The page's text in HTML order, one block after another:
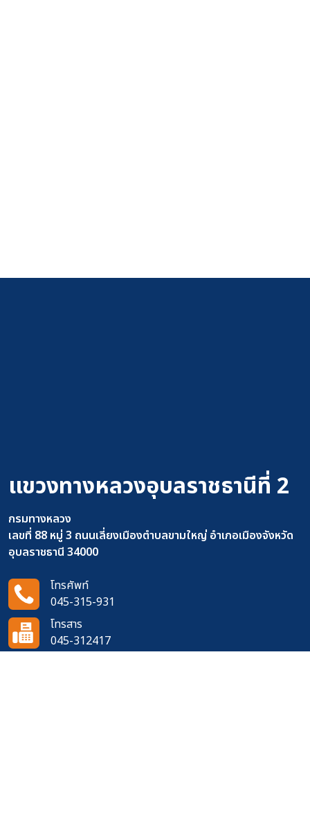
แขวงทางหลวงอุบลราชธานีที่ 2
กรมทางหลวง
เลขที่ 88 หมู่ 3 ถนนเลี่ยงเมืองตำบลขามใหญ่ อำเภอเมืองจังหวัด
อุบลราชธานี 34000
โทรศัพท์
045-315-931
โทรสาร
045-312417